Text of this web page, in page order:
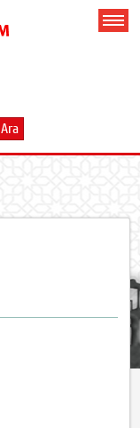
Ara